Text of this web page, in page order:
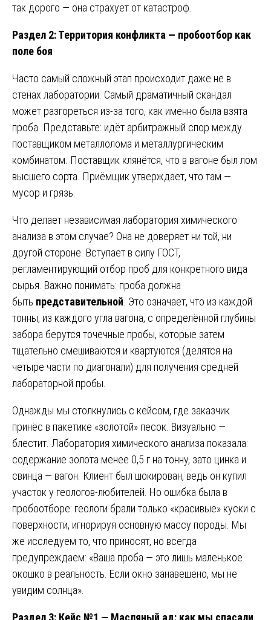
так дорого — она страхует от катастроф.
Раздел 2: Территория конфликта — пробоотбор как
поле боя
Часто самый сложный этап происходит даже не в
стенах лаборатории. Самый драматичный скандал
может разгореться из-за того, как именно была взята
проба. Представьте: идёт арбитражный спор между
поставщиком металлолома и металлургическим
комбинатом. Поставщик клянётся, что в вагоне был лом
высшего сорта. Приёмщик утверждает, что там —
мусор и грязь.
Что делает независимая лаборатория химического
анализа в этом случае? Она не доверяет ни той, ни
другой стороне. Вступает в силу ГОСТ,
регламентирующий отбор проб для конкретного вида
сырья. Важно понимать: проба должна
быть представительной . Это означает, что из каждой
тонны, из каждого угла вагона, с определённой глубины
забора берутся точечные пробы, которые затем
тщательно смешиваются и квартуются (делятся на
четыре части по диагонали) для получения средней
лабораторной пробы.
Однажды мы столкнулись с кейсом, где заказчик
принёс в пакетике «золотой» песок. Визуально —
блестит. Лаборатория химического анализа показала:
содержание золота менее 0,5 г на тонну, зато цинка и
свинца — вагон. Клиент был шокирован, ведь он купил
участок у геологов-любителей. Но ошибка была в
пробоотборе: геологи брали только «красивые» куски с
поверхности, игнорируя основную массу породы. Мы
же исследуем то, что приносят, но всегда
предупреждаем: «Ваша проба — это лишь маленькое
окошко в реальность. Если окно занавешено, мы не
увидим солнца».
Раздел 3: Кейс №1 — Масляный ад: как мы спасали